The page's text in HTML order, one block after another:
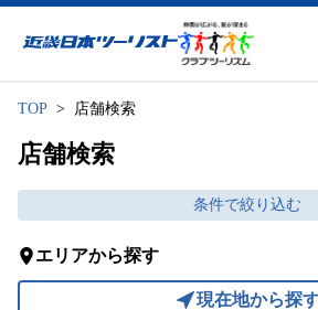
近畿日本ツーリスト
TOP 店舗検索
店舗検索
条件で絞り込む
エリアから探す
現在地から探